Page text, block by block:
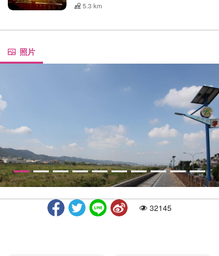
5.3 km
照片
人气32145